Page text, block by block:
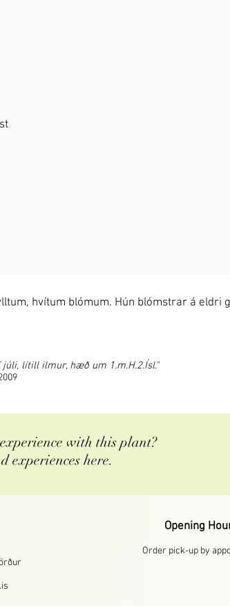
hvítum blómum. Hún blómstrar á
lítill ilmur, hæð um 1.m.H.2.Ísl."
with this plant?
experiences here.
Opening
Order pick-up by